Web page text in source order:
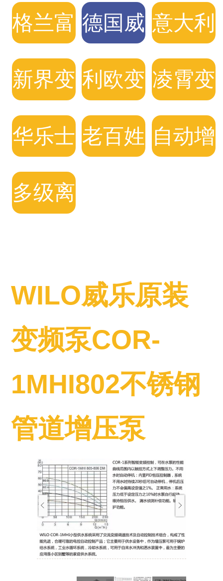
格兰富
变频水
泵
德国威
乐变频
水泵
意大利
DAB
变频泵
新界变
频水泵
利欧变
频水泵
凌霄变
频水泵
华乐士
自动增
压泵
老百姓 自动增
多级离
WILO威乐原装
变频泵COR-
1MHI802不锈钢
管道增压泵